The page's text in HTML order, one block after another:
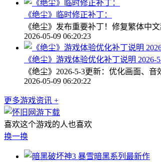
《绝尘》临时修正补丁：
《绝尘》发布重要补丁！修复繁体中
2026-05-09 06:20:23
《绝尘》游戏体验优化补丁说明 2026-
《绝尘》2026-5-3更新：优化画面、
2026-05-09 06:20:22
更多游戏资讯 +
喜欢这个游戏的人也喜欢
换一换
暴雪暗黑系列最新作